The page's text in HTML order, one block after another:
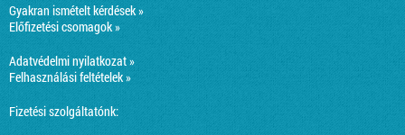
Gyakran ismételt kérdések »
Előfizetési csomagok »
Adatvédelmi nyilatkozat »
Felhasználási feltételek »
Fizetési szolgáltatónk: